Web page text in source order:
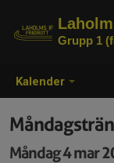
Kalender
Grupp 1
Måndag 4 mar